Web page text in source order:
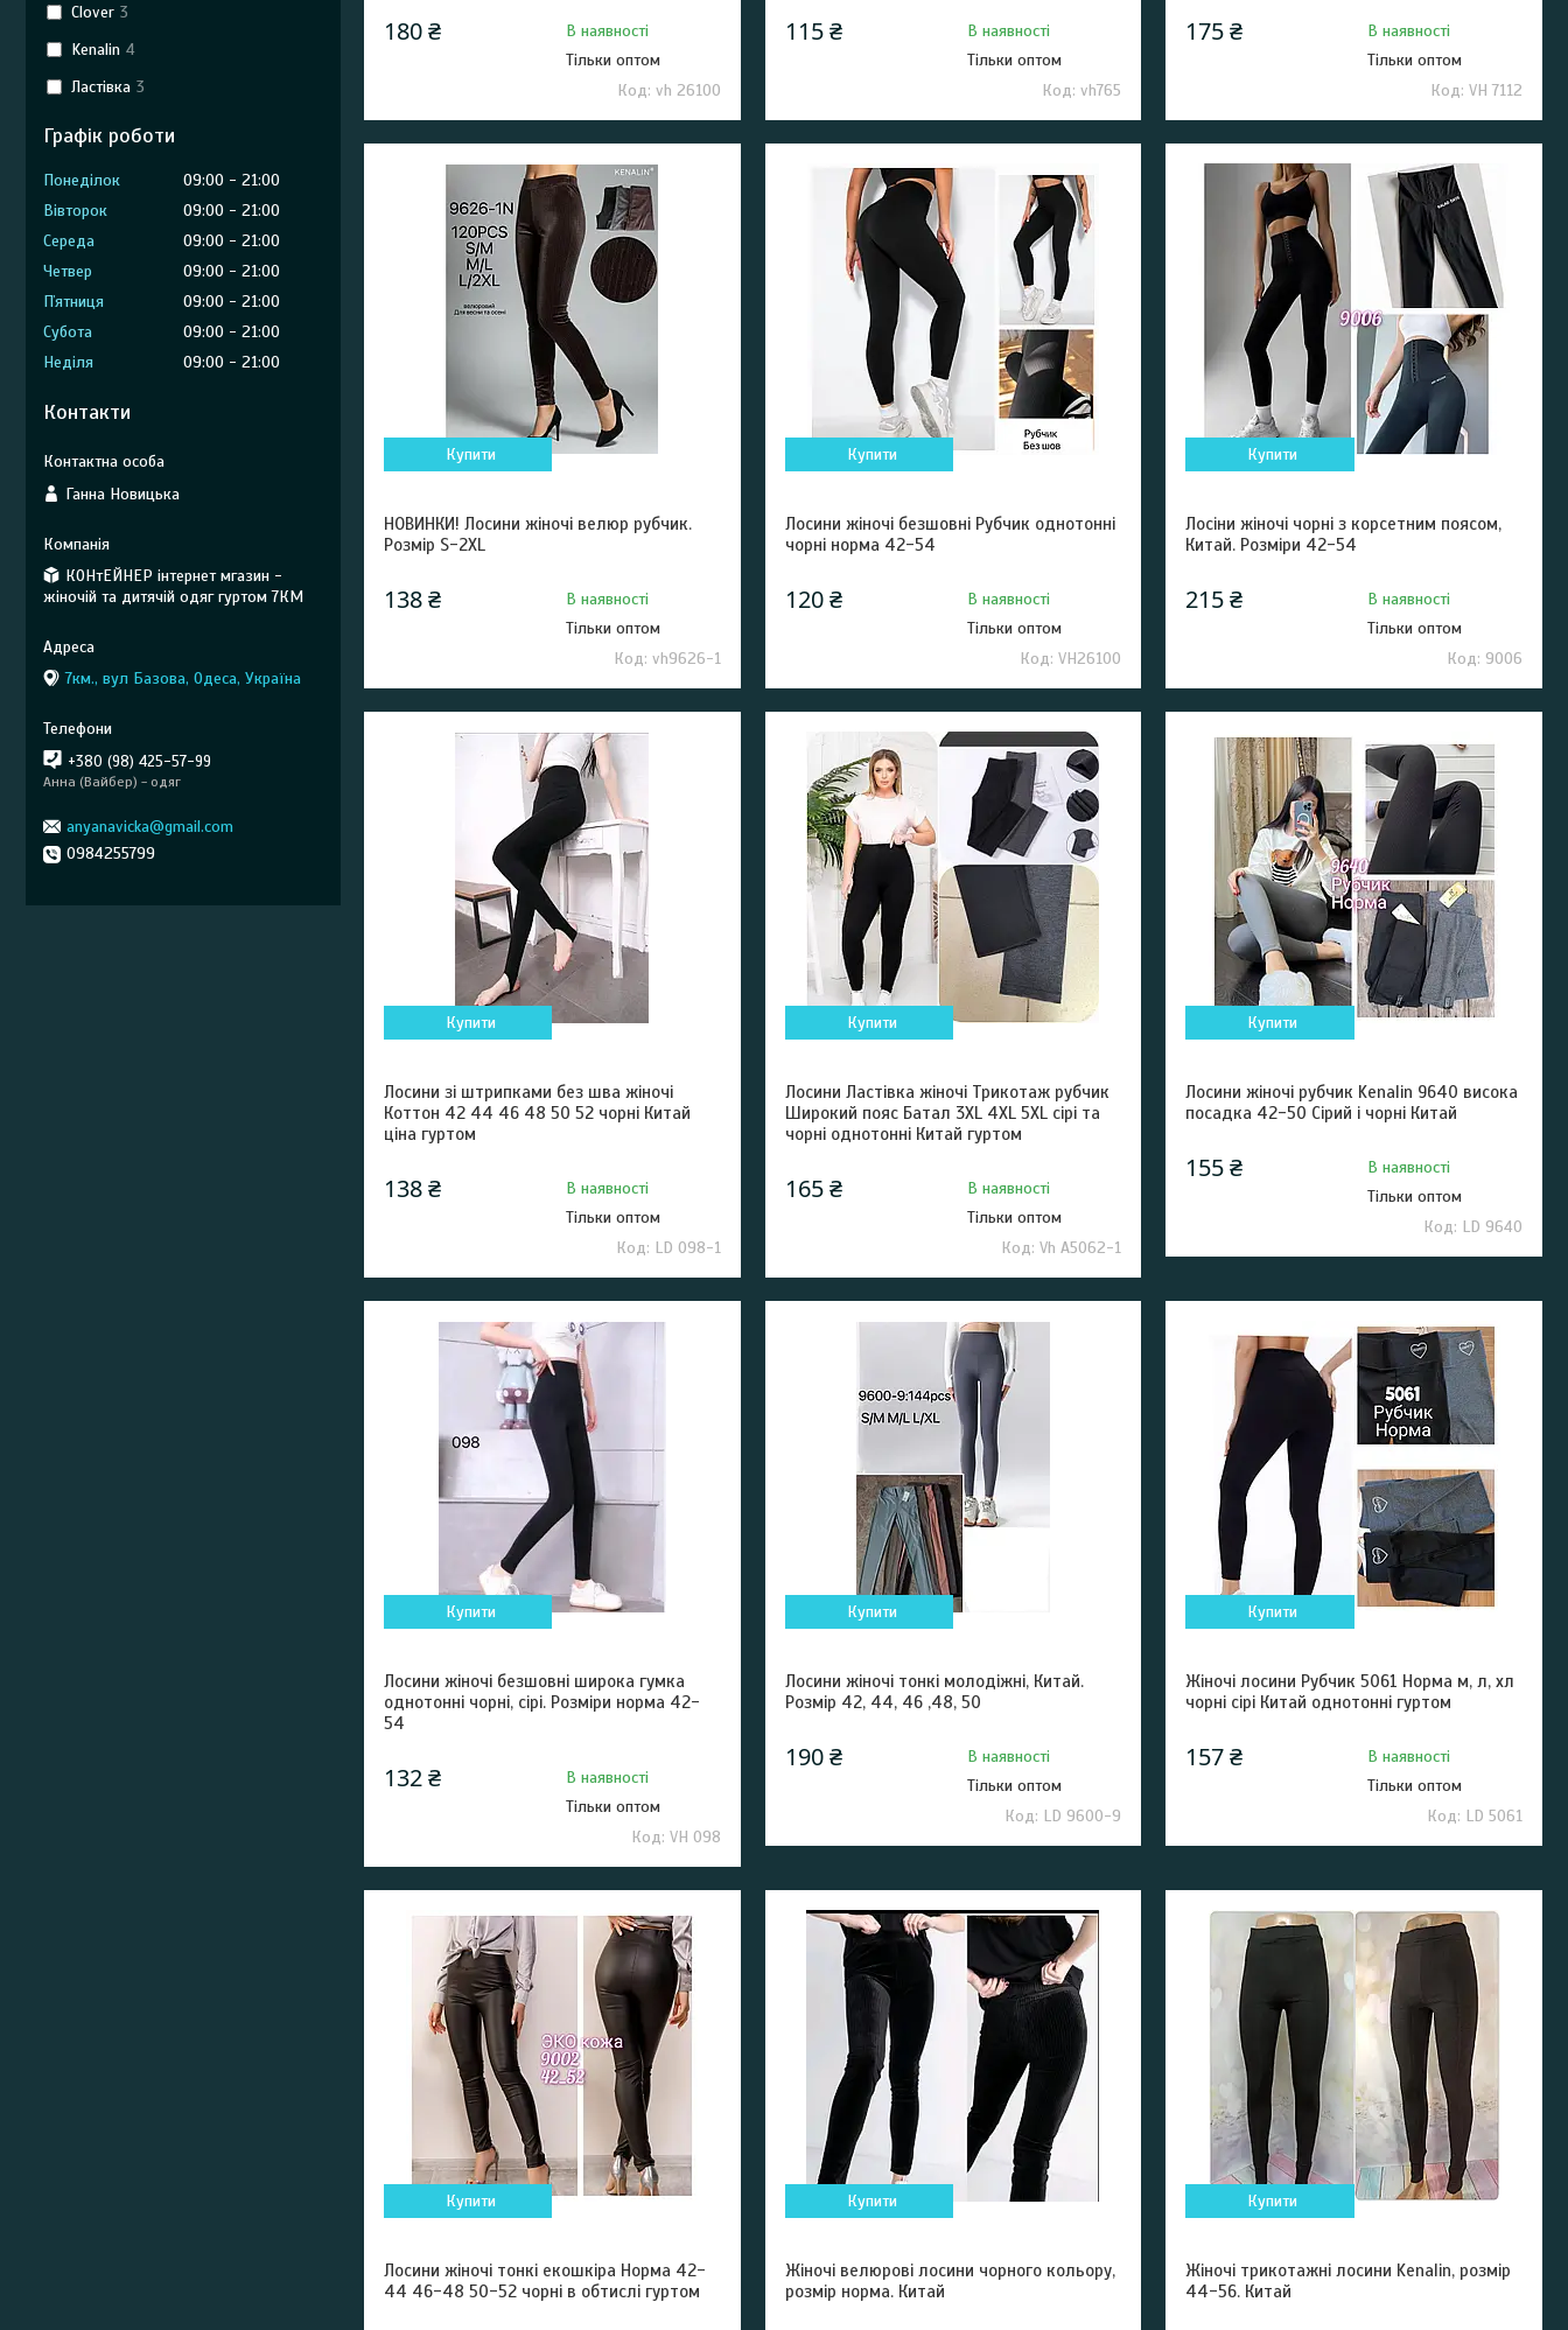
180 ₴
В наявності
Тільки оптом
vh 26100
115 ₴
В наявності
Тільки оптом
vh765
175 ₴
В наявності
Тільки оптом
VH 7112
Купити
НОВИНКИ! Лосини жіночі велюр рубчик.
Розмір S-2XL
138 ₴
В наявності
Тільки оптом
vh9626-1
Купити
Лосини жіночі безшовні Рубчик однотонні
чорні норма 42-54
120 ₴
В наявності
Тільки оптом
VH26100
Купити
Лосіни жіночі чорні з корсетним поясом,
Китай. Розміри 42-54
215 ₴
В наявності
Тільки оптом
9006
Купити
Лосини зі штрипками без шва жіночі
Коттон 42 44 46 48 50 52 чорні Китай
ціна гуртом
138 ₴
В наявності
Тільки оптом
LD 098-1
Купити
Лосини Ластівка жіночі Трикотаж рубчик
Широкий пояс Батал 3XL 4XL 5XL сірі та
чорні однотонні Китай гуртом
165 ₴
В наявності
Тільки оптом
Vh A5062-1
Купити
Лосини жіночі рубчик Kenalin 9640 висока
посадка 42-50 Сірий і чорні Китай
155 ₴
В наявності
Тільки оптом
LD 9640
Купити
Лосини жіночі безшовні широка гумка
однотонні чорні, сірі. Розміри норма 42-
54
132 ₴
В наявності
Тільки оптом
VH 098
Купити
Лосини жіночі тонкі молодіжні, Китай.
Розмір 42, 44, 46 ,48, 50
190 ₴
В наявності
Тільки оптом
LD 9600-9
Купити
Жіночі лосини Рубчик 5061 Норма м, л, хл
чорні сірі Китай однотонні гуртом
157 ₴
В наявності
Тільки оптом
LD 5061
Купити
Лосини жіночі тонкі екошкіра Норма 42-
44 46-48 50-52 чорні в обтислі гуртом
Купити
Жіночі велюрові лосини чорного кольору,
розмір норма. Китай
Купити
Жіночі трикотажні лосини Kenalin, розмір
44-56. Китай
Clover 3
Kenalin 4
Ластівка 3
Графік роботи
Понеділок 09:00
21:00
Вівторок
09:00
21:00
Середа
09:00
21:00
Четвер
09:00
21:00
Пʼятниця
09:00
21:00
Субота
09:00
21:00
Неділя
09:00 21:00
Контакти
Ганна Новицька
КОНтЕЙНЕР інтернет мгазин -
жіночій та дитячій одяг гуртом 7КМ
7км., вул Базова, Одеса, Україна
+380 (98) 425-57-99
Анна (Вайбер) - одяг
anyanavicka@gmail.com
0984255799